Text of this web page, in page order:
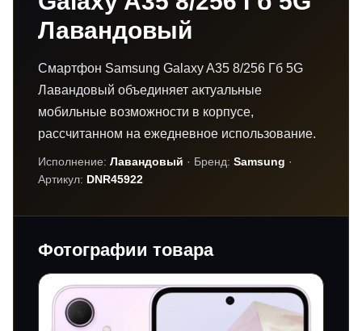
Лавандовый
Смартфон Samsung Galaxy A35 8/256 Гб 5G
Лавандовый объединяет актуальные
мобильные возможности в корпусе,
рассчитанном на ежедневное использование.
Исполнение: Лавандовый · Бренд: Samsung ·
Артикул: DNR45922
Фотографии товара